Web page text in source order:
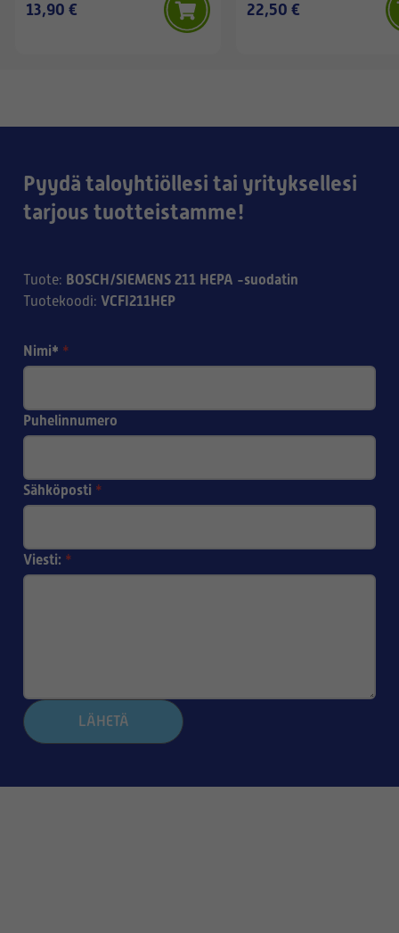
13,90 € 22,50 €
Pyydä taloyhtiöllesi tai yrityksellesi
tarjous tuotteistamme!
Tuote: BOSCH/SIEMENS 211 HEPA -suodatin
Tuotekoodi: VCFI211HEP
Nimi* *
Puhelinnumero
Sähköposti *
Viesti: *
LÄHETÄ